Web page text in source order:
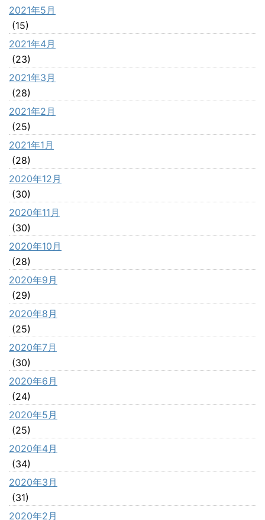
2021年5月
(15)
2021年4月
(23)
2021年3月
(28)
2021年2月
(25)
2021年1月
(28)
2020年12月
(30)
2020年11月
(30)
2020年10月
(28)
2020年9月
(29)
2020年8月
(25)
2020年7月
(30)
2020年6月
(24)
2020年5月
(25)
2020年4月
(34)
2020年3月
(31)
2020年2月